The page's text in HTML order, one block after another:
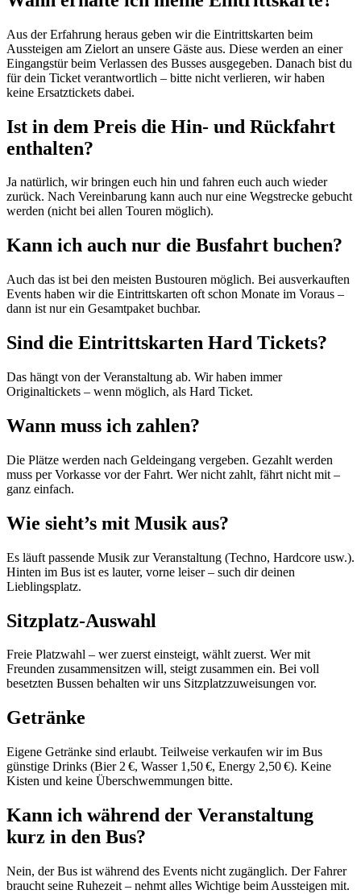
Aus der Erfahrung heraus geben wir die Eintrittskarten beim
Aussteigen am Zielort an unsere Gäste aus. Diese werden an einer
Eingangstür beim Verlassen des Busses ausgegeben. Danach bist du
für dein Ticket verantwortlich – bitte nicht verlieren, wir haben
keine Ersatztickets dabei.
Ist in dem Preis die Hin- und Rückfahrt
enthalten?
Ja natürlich, wir bringen euch hin und fahren euch auch wieder
zurück. Nach Vereinbarung kann auch nur eine Wegstrecke gebucht
werden (nicht bei allen Touren möglich).
Kann ich auch nur die Busfahrt buchen?
Auch das ist bei den meisten Bustouren möglich. Bei ausverkauften
Events haben wir die Eintrittskarten oft schon Monate im Voraus –
dann ist nur ein Gesamtpaket buchbar.
Sind die Eintrittskarten Hard Tickets?
Das hängt von der Veranstaltung ab. Wir haben immer
Originaltickets – wenn möglich, als Hard Ticket.
Wann muss ich zahlen?
Die Plätze werden nach Geldeingang vergeben. Gezahlt werden
muss per Vorkasse vor der Fahrt. Wer nicht zahlt, fährt nicht mit –
ganz einfach.
Wie sieht’s mit Musik aus?
Es läuft passende Musik zur Veranstaltung (Techno, Hardcore usw.).
Hinten im Bus ist es lauter, vorne leiser – such dir deinen
Lieblingsplatz.
Sitzplatz-Auswahl
Freie Platzwahl – wer zuerst einsteigt, wählt zuerst. Wer mit
Freunden zusammensitzen will, steigt zusammen ein. Bei voll
besetzten Bussen behalten wir uns Sitzplatzzuweisungen vor.
Getränke
Eigene Getränke sind erlaubt. Teilweise verkaufen wir im Bus
günstige Drinks (Bier 2 €, Wasser 1,50 €, Energy 2,50 €). Keine
Kisten und keine Überschwemmungen bitte.
Kann ich während der Veranstaltung
kurz in den Bus?
Nein, der Bus ist während des Events nicht zugänglich. Der Fahrer
braucht seine Ruhezeit – nehmt alles Wichtige beim Aussteigen mit.